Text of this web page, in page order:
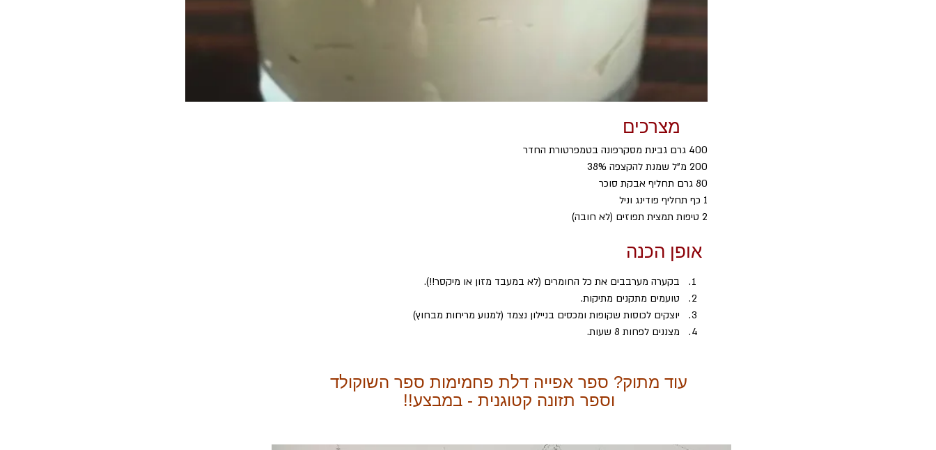
מצרכים
400 גרם גבינת מסקרפונה בטמפרטורת החדר
200 מ"ל שמנת להקצפה 38%
80 גרם תחליף אבקת סוכר
1 כף תחליף פודינג וניל
2 טיפות תמצית תפוזים (לא חובה)
אופן הכנה
בקערה מערבבים את כל החומרים (לא במעבד מזון או מיקסר!!).
טועמים מתקנים מתיקות.
יוצקים לכוסות שקופות ומכסים בניילון נצמד (למנוע מריחות מבחוץ)
מצננים לפחות 8 שעות.
עוד מתוק? ספר אפייה דלת פחמימות ספר השוקולד
וספר תזונה קטוגנית - במבצע!!